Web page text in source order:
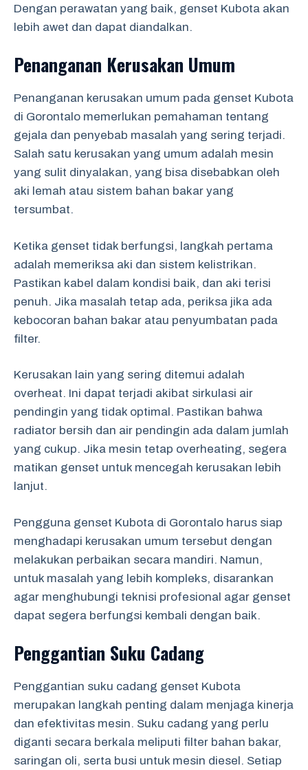
Dengan perawatan yang baik, genset Kubota akan
lebih awet dan dapat diandalkan.
Penanganan Kerusakan Umum
Penanganan kerusakan umum pada genset Kubota
di Gorontalo memerlukan pemahaman tentang
gejala dan penyebab masalah yang sering terjadi.
Salah satu kerusakan yang umum adalah mesin
yang sulit dinyalakan, yang bisa disebabkan oleh
aki lemah atau sistem bahan bakar yang
tersumbat.
Ketika genset tidak berfungsi, langkah pertama
adalah memeriksa aki dan sistem kelistrikan.
Pastikan kabel dalam kondisi baik, dan aki terisi
penuh. Jika masalah tetap ada, periksa jika ada
kebocoran bahan bakar atau penyumbatan pada
filter.
Kerusakan lain yang sering ditemui adalah
overheat. Ini dapat terjadi akibat sirkulasi air
pendingin yang tidak optimal. Pastikan bahwa
radiator bersih dan air pendingin ada dalam jumlah
yang cukup. Jika mesin tetap overheating, segera
matikan genset untuk mencegah kerusakan lebih
lanjut.
Pengguna genset Kubota di Gorontalo harus siap
menghadapi kerusakan umum tersebut dengan
melakukan perbaikan secara mandiri. Namun,
untuk masalah yang lebih kompleks, disarankan
agar menghubungi teknisi profesional agar genset
dapat segera berfungsi kembali dengan baik.
Penggantian Suku Cadang
Penggantian suku cadang genset Kubota
merupakan langkah penting dalam menjaga kinerja
dan efektivitas mesin. Suku cadang yang perlu
diganti secara berkala meliputi filter bahan bakar,
saringan oli, serta busi untuk mesin diesel. Setiap